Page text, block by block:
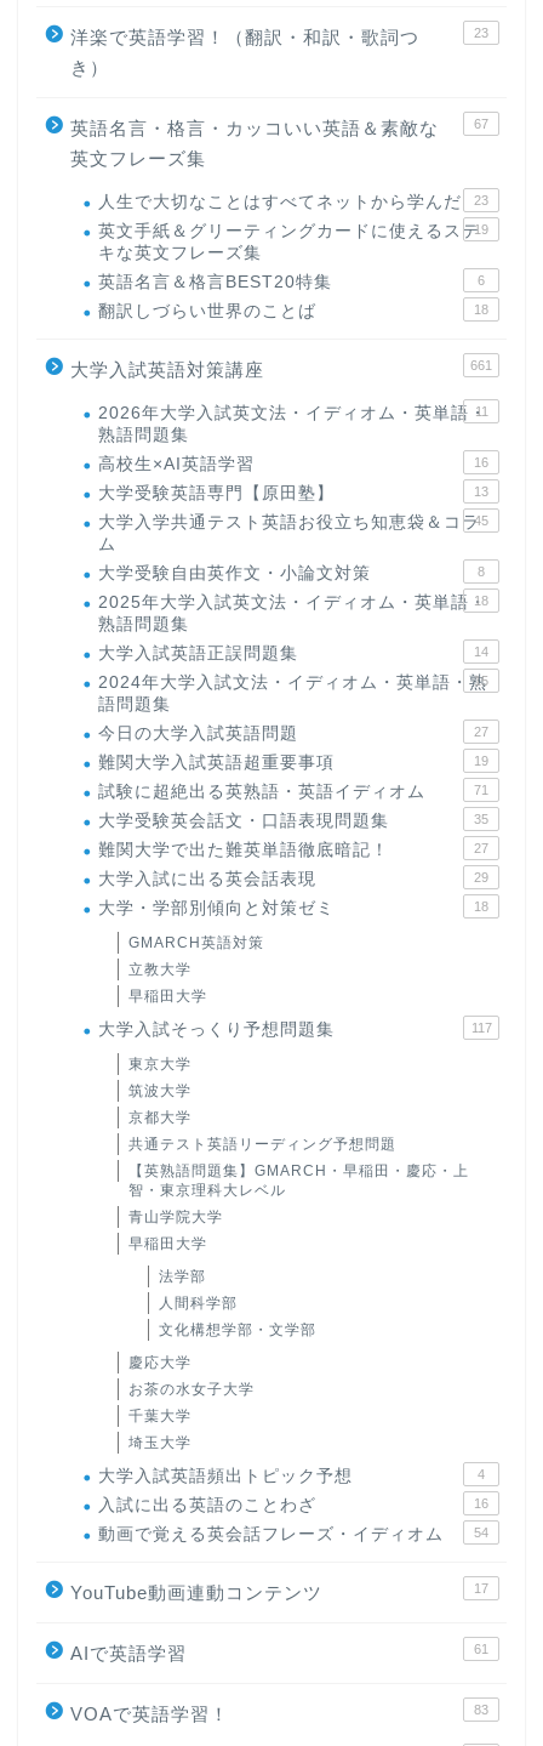
洋楽で英語学習！（翻訳・和訳・歌詞つ
き）
23
英語名言・格言・カッコいい英語＆素敵な
英文フレーズ集
67
人生で大切なことはすべてネットから学んだ 23
英文手紙＆グリーティングカードに使えるステ
キな英文フレーズ集
19
英語名言＆格言BEST20特集 6
翻訳しづらい世界のことば 18
大学入試英語対策講座 661
2026年大学入試英文法・イディオム・英単語・
熟語問題集
11
高校生×AI英語学習 16
大学受験英語専門【原田塾】 13
大学入学共通テスト英語お役立ち知恵袋＆コラ
ム
45
大学受験自由英作文・小論文対策 8
2025年大学入試英文法・イディオム・英単語・
熟語問題集
18
大学入試英語正誤問題集 14
2024年大学入試文法・イディオム・英単語・熟
語問題集
15
今日の大学入試英語問題 27
難関大学入試英語超重要事項 19
試験に超絶出る英熟語・英語イディオム 71
大学受験英会話文・口語表現問題集 35
難関大学で出た難英単語徹底暗記！ 27
大学入試に出る英会話表現 29
大学・学部別傾向と対策ゼミ 18
GMARCH英語対策
立教大学
早稲田大学
大学入試そっくり予想問題集 117
東京大学
筑波大学
京都大学
共通テスト英語リーディング予想問題
【英熟語問題集】GMARCH・早稲田・慶応・上
智・東京理科大レベル
青山学院大学
早稲田大学
法学部
人間科学部
文化構想学部・文学部
慶応大学
お茶の水女子大学
千葉大学
埼玉大学
大学入試英語頻出トピック予想 4
入試に出る英語のことわざ 16
動画で覚える英会話フレーズ・イディオム 54
YouTube動画連動コンテンツ 17
AIで英語学習 61
VOAで英語学習！ 83